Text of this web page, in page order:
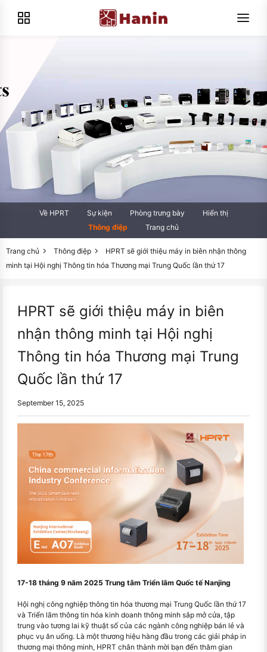
Về HPRT Sự kiện Phòng trưng bày
Hiển thị
Thông điệp
Trang chủ
Trang chủ Thông điệp
HPRT sẽ giới thiệu máy in biên nhận thông
minh tại Hội nghị Thông tin hóa Thương mại Trung Quốc lần thứ 17
HPRT sẽ giới thiệu máy in biên
nhận thông minh tại Hội nghị
Thông tin hóa Thương mại Trung
Quốc lần thứ 17
September 15, 2025
17-18 tháng 9 năm 2025 Trung tâm Triển lãm Quốc tế Nanjing
Hội nghị công nghiệp thông tin hóa thương mại Trung Quốc lần thứ 17
và Triển lãm thông tin hóa kinh doanh thông minh sắp mở cửa, tập
trung vào tương lai kỹ thuật số của các ngành công nghiệp bán lẻ và
phục vụ ăn uống. Là một thương hiệu hàng đầu trong các giải pháp in
thương mại thông minh, HPRT chân thành mời bạn đến thăm gian